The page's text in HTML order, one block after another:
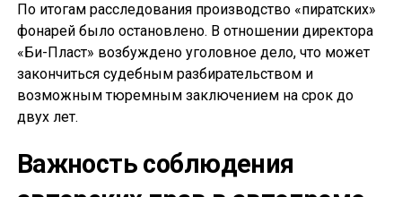
По итогам расследования производство «пиратских»
фонарей было остановлено. В отношении директора
«Би-Пласт» возбуждено уголовное дело, что может
закончиться судебным разбирательством и
возможным тюремным заключением на срок до
двух лет.
Важность соблюдения